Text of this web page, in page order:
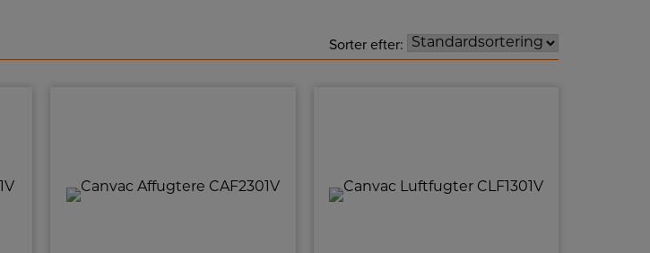
Sorter efter: